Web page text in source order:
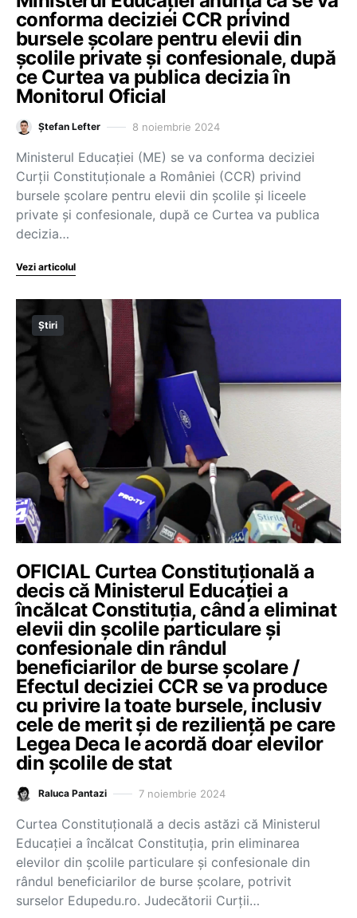
conforma deciziei CCR privind
bursele școlare pentru elevii din
școlile private și confesionale, după
ce Curtea va publica decizia în
Monitorul Oficial
Ștefan Lefter 8 noiembrie 2024
Ministerul Educației (ME) se va conforma deciziei
Curții Constituționale a României (CCR) privind
bursele școlare pentru elevii din școlile și liceele
private și confesionale, după ce Curtea va publica
decizia…
Vezi articolul
Știri
OFICIAL Curtea Constituțională a
decis că Ministerul Educației a
încălcat Constituția, când a eliminat
elevii din școlile particulare și
confesionale din rândul
beneficiarilor de burse școlare /
Efectul deciziei CCR se va produce
cu privire la toate bursele, inclusiv
cele de merit și de reziliență pe care
Legea Deca le acordă doar elevilor
din școlile de stat
Raluca Pantazi 7 noiembrie 2024
Curtea Constituțională a decis astăzi că Ministerul
Educației a încălcat Constituția, prin eliminarea
elevilor din școlile particulare și confesionale din
rândul beneficiarilor de burse școlare, potrivit
surselor Edupedu.ro. Judecătorii Curții…